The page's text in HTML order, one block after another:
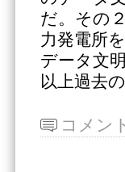
だ。その
力発電所
データ文
以上過去
コメン